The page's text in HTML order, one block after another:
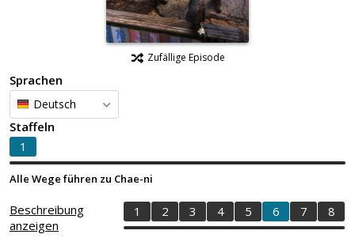
Zufällige Episode
Sprachen
Deutsch
Staffeln
1
Alle Wege führen zu Chae-ni
1 2 3 4 5 6 7 8
Beschreibung
anzeigen